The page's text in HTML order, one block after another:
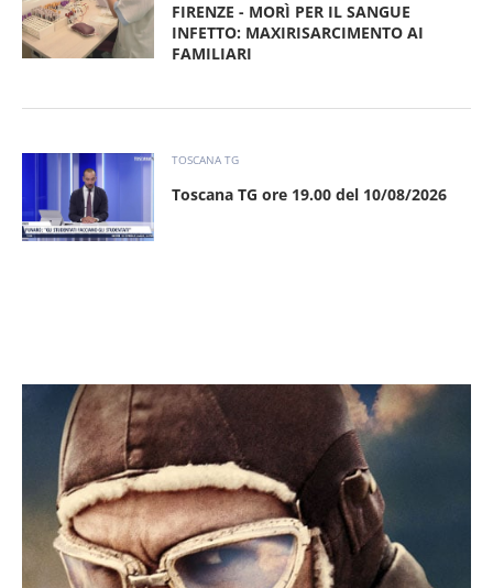
FIRENZE - MORÌ PER IL SANGUE
INFETTO: MAXIRISARCIMENTO AI
FAMILIARI
TOSCANA TG
Toscana TG ore 19.00 del 10/08/2026